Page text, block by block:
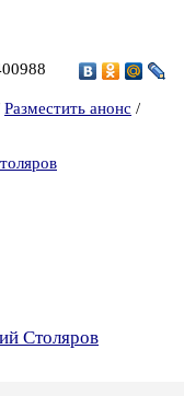
Разместить анонс /
Столяров